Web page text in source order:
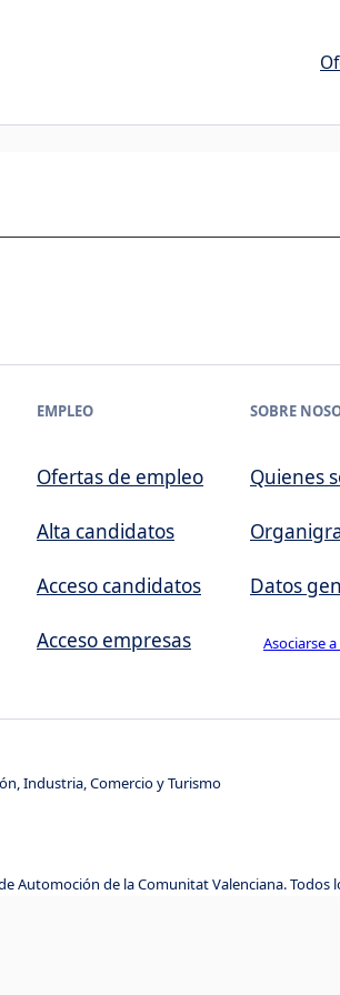
EMPLEO
Ofertas de empleo
Alta candidatos
Acceso candidatos
Acceso empresas
SOBRE
Quienes
Datos
Asociarse a
Industria, Comercio y Turismo
Automoción de la Comunitat Valenciana. Todos